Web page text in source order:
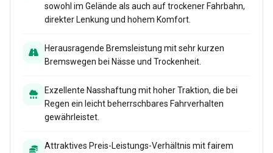
sowohl im Gelände als auch auf trockener Fahrbahn,
direkter Lenkung und hohem Komfort.
Herausragende Bremsleistung mit sehr kurzen
Bremswegen bei Nässe und Trockenheit.
Exzellente Nasshaftung mit hoher Traktion, die bei
Regen ein leicht beherrschbares Fahrverhalten
gewährleistet.
Attraktives Preis-Leistungs-Verhältnis mit fairem